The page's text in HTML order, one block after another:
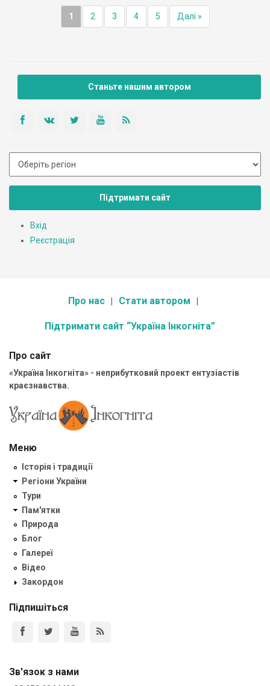
1 2 3 4 5 Далі »
Станьте нашим автором
Підтримати сайт
Вхід
Реєстрація
Про нас Стати автором
Підтримати сайт “Україна Інкогніта”
Про сайт
«Україна Інкогніта» - неприбутковий проект ентузіастів
краєзнавства.
Меню
Історія і традиції
Регіони України
Тури
Пам'ятки
Природа
Блог
Галереї
Відео
Закордон
Підпишіться
Зв'язок з нами